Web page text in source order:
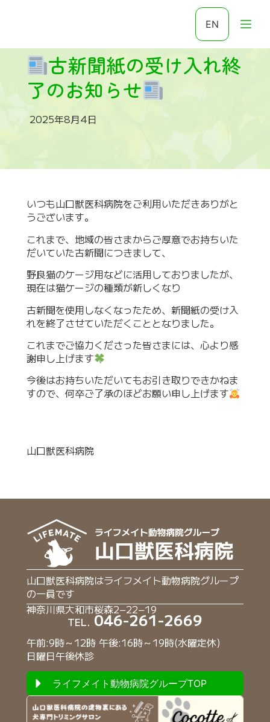
EN
古新聞紙の受け入れ終
了のお知らせ
2025年8月4日
いつも山口獣医科病院をご利用いただきありがと
うございます。
これまで、地域の皆さまからご厚意でお持ちいた
だいていた古新聞につきまして、
野良猫のケージ用などに活用しておりましたが、
現在は猫ケージの種類が新しくなり
古新聞を使用しなくなったため、新聞紙の受け入
れを終了させていただくこととなりました。
これまでご協力くださった皆さまには、心より感
謝申し上げます
今後はお持ちいただいてもお引き取りできかねま
すので、何卒ご了承のほどお願い申し上げます
山口獣医科病院
山口獣医科病院はライフメイト動物病院グループ
の一員です
神奈川県大和市桜森2−22−19
TEL.046-261-2669
午前:9時～12時 午後:16時～19時(水曜定休)
日曜日午後休診
ライフメイト動物病院グループTOP